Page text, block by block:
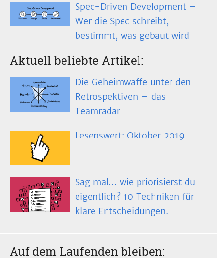
Spec-Driven Development –
Wer die Spec schreibt,
bestimmt, was gebaut wird
Aktuell beliebte Artikel:
Die Geheimwaffe unter den
Retrospektiven – das
Teamradar
Lesenswert: Oktober 2019
Sag mal… wie priorisierst du
eigentlich? 10 Techniken für
klare Entscheidungen.
Auf dem Laufenden bleiben: